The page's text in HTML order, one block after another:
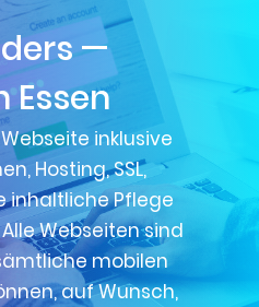
—
Essen
inklusive
Hosting, SSL,
inhaltliche Pflege
Webseiten sind
mobilen
auf Wunsch,